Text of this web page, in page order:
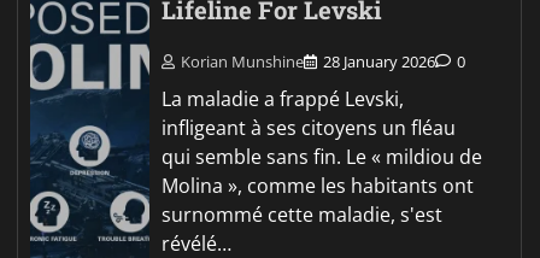
Lifeline For Levski
Korian Munshine 28 January 2026 0
La maladie a frappé Levski,
infligeant à ses citoyens un fléau
qui semble sans fin. Le « mildiou de
Molina », comme les habitants ont
surnommé cette maladie, s'est
révélé…